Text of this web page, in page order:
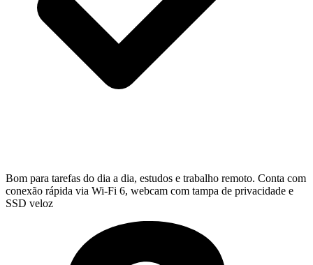
Bom para tarefas do dia a dia, estudos e trabalho remoto. Conta com
conexão rápida via Wi-Fi 6, webcam com tampa de privacidade e
SSD veloz